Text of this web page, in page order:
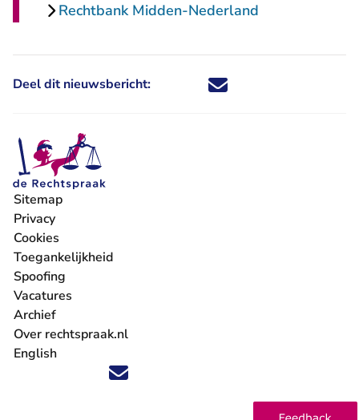
Rechtbank Midden-Nederland
Deel dit nieuwsbericht: Deel dit nieuwsbericht via X -
Deel dit nieuwsbericht via
Deel dit nieuwsbericht
Deel dit
Volg ons op X (Twitter) - U verlaat Rechtspraak.nl
Volg ons op Facebook - U verlaat Rechtspraak.nl
Volg ons op Instagram - U verlaat Rechtspraak.nl
Volg ons op Youtube - U verlaat Rechtspraak.nl
Volg ons op LinkedIn - U verlaat
'Blijf op de hoogte' nieuwsbrief - U verlaat
Sitemap
Privacy
Cookies
Toegankelijkheid
Spoofing
Vacatures
- U verlaat Rechtspraak.nl
Archief
Over rechtspraak.nl
English